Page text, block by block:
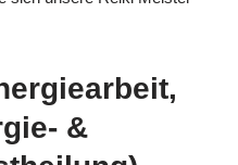
&